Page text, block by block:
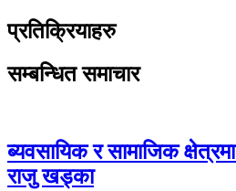
प्रतिक्रियाहरु
सम्बन्धित समाचार
ब्यवसायिक र सामाजिक
राजु खड्का